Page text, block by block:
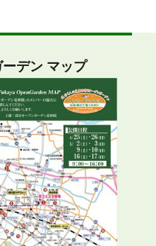
デン マップ